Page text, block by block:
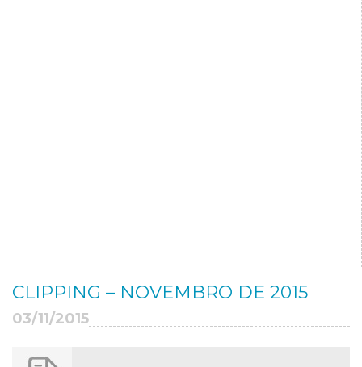
CLIPPING – NOVEMBRO DE 2015
03/11/2015